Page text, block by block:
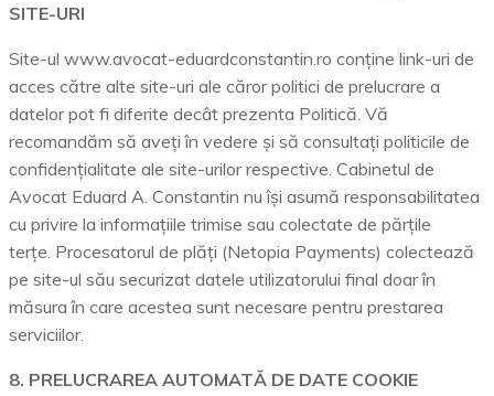
SITE-URI
Site-ul www.avocat-eduardconstantin.ro conține link-uri de
acces către alte site-uri ale căror politici de prelucrare a
datelor pot fi diferite decât prezenta Politică. Vă
recomandăm să aveți în vedere și să consultați politicile de
confidențialitate ale site-urilor respective. Cabinetul de
Avocat Eduard A. Constantin nu își asumă responsabilitatea
cu privire la informațiile trimise sau colectate de părțile
terțe. Procesatorul de plăți (Netopia Payments) colectează
pe site-ul său securizat datele utilizatorului final doar în
măsura în care acestea sunt necesare pentru prestarea
serviciilor.
8. PRELUCRAREA AUTOMATĂ DE DATE COOKIE